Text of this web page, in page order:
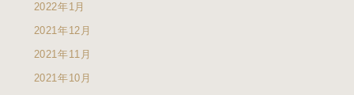
2022年1月
2021年12月
2021年11月
2021年10月